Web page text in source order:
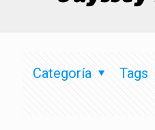
Categoría Tags